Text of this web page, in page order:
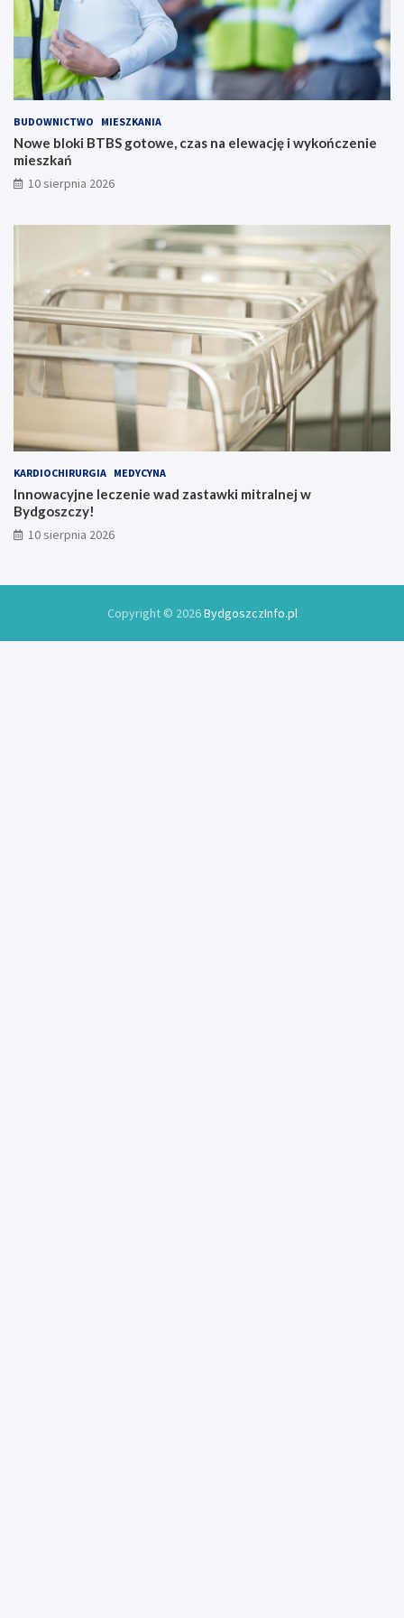
e
z
e
s
w
o
!
e
BUDOWNICTWO MIESZKANIA
Nowe bloki BTBS gotowe, czas na elewację i wykończenie
mieszkań
10 sierpnia 2026
KARDIOCHIRURGIA MEDYCYNA
Innowacyjne leczenie wad zastawki mitralnej w
Bydgoszczy!
10 sierpnia 2026
Copyright © 2026BydgoszczInfo.pl